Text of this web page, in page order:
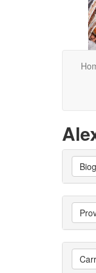
Vai
Biografia
Vai
a
Carriera
studente